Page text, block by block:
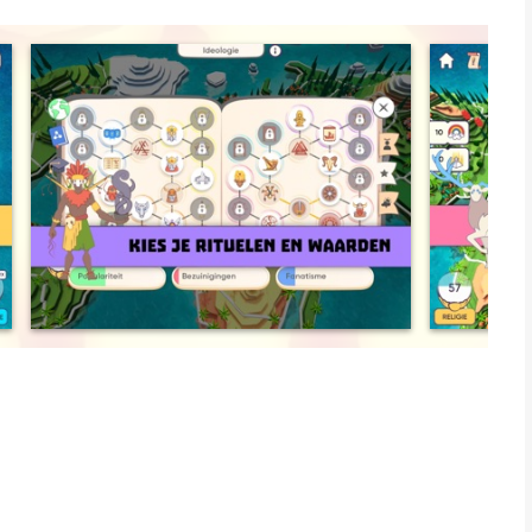
realiteit.
genieten van het proces, de simulatie van het creëren van